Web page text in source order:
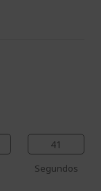
39
Segundos